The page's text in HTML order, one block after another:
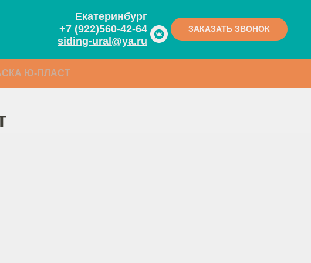
Екатеринбург
+7 (922)560-42-64
siding-ural@ya.ru
ЗАКАЗАТЬ ЗВОНОК
Ю-ПЛАСТ